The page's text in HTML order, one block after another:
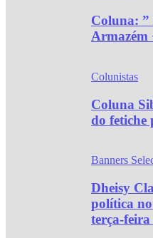
Coluna: ”
Armazém
Colunistas
Coluna
do fetiche
Banners
Dheisy
política
terça-